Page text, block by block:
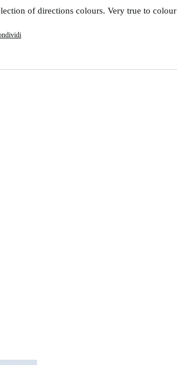
of directions colours. Very true to colour